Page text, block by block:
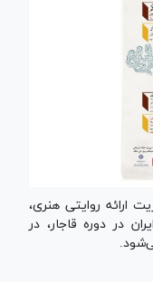
ارائه روایتی هنری،
در دوره قاجار، در